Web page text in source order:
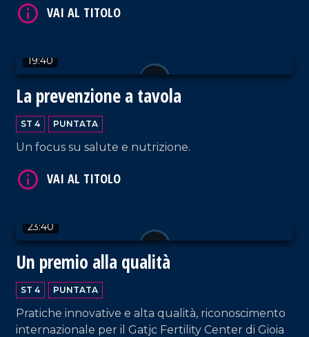
19:40
La prevenzione a tavola
ST 4 PUNTATA
Un focus su salute e nutrizione.
23:40
Un premio alla qualità
ST 4 PUNTATA
Pratiche innovative e alta qualità, riconoscimento
internazionale per il Gatjc Fertility Center di Gioia
VAI AL TITOLO
VAI AL TITOLO